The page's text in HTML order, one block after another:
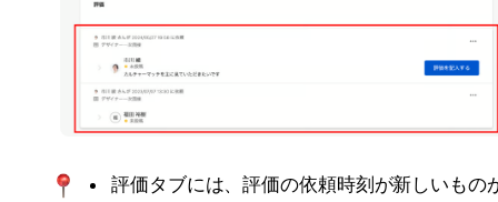
評価タブには、評価の依頼時刻が新しいもの